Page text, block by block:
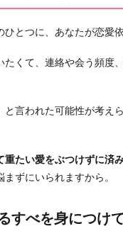
とつに、あなたが恋愛
くて、連絡や会う頻度
言われた可能性が考えら
重たい愛をぶつけずに済
ずにいられますから。
すべを身につけ